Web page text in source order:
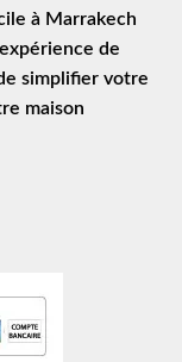
à Marrakech
de
simplifier votre
maison